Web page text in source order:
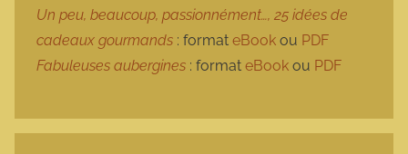
Un peu, beaucoup, passionnément…, 25 idées de
cadeaux gourmands : format eBook ou PDF
Fabuleuses aubergines : format eBook ou PDF